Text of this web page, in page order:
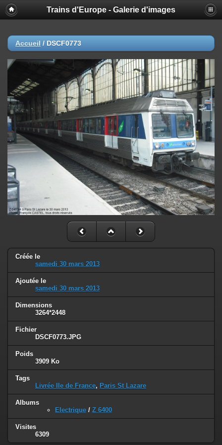
Trains d'Europe - Galerie d'images
Accueil / DSCF0773
Créée le
samedi 30 mars 2013
Ajoutée le
samedi 30 mars 2013
Dimensions
3264*2448
Fichier
DSCF0773.JPG
Poids
3909 Ko
Tags
Livrée Ile de France, Paris St Lazare
Albums
Electrique / Z 6400
Visites
6309